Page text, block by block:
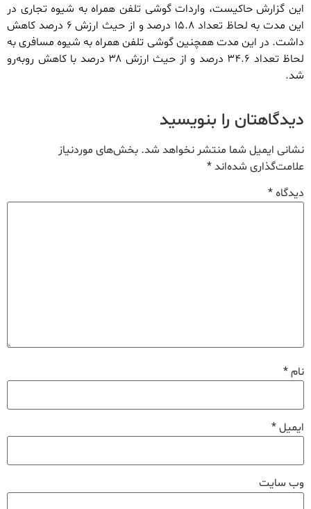
این گزارش حاکیست، واردات گوشی تلفن همراه به شیوه تجاری در
این مدت به لحاظ تعداد ۱۵.۸ درصد و از حیث ارزش ۶ درصد کاهش
داشت. در این مدت همچنین گوشی تلفن همراه به شیوه مسافری به
لحاظ تعداد ۳۴.۶ درصد و از حیث ارزش ۳۸ درصد با کاهش روبه‌رو
شد.
دیدگاهتان را بنویسید
نشانی ایمیل شما منتشر نخواهد شد. بخش‌های موردنیاز
علامت‌گذاری شده‌اند*
دیدگاه*
نام*
ایمیل*
وب‌ سایت